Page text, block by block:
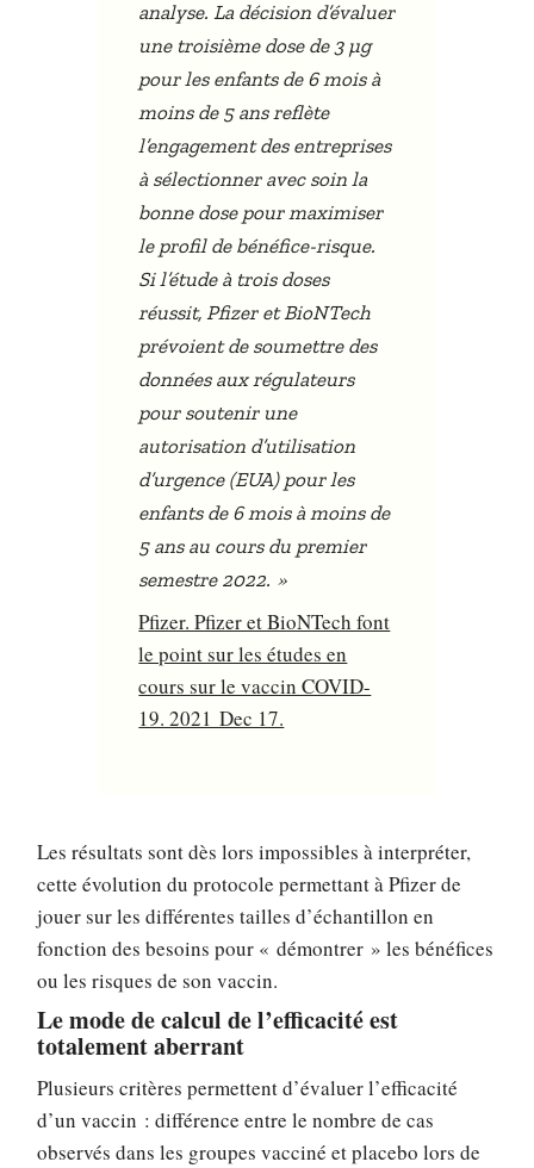
analyse. La décision d’évaluer
une troisième dose de 3 µg
pour les enfants de 6 mois à
moins de 5 ans reflète
l’engagement des entreprises
à sélectionner avec soin la
bonne dose pour maximiser
le profil de bénéfice-risque.
Si l’étude à trois doses
réussit, Pfizer et BioNTech
prévoient de soumettre des
données aux régulateurs
pour soutenir une
autorisation d’utilisation
d’urgence (EUA) pour les
enfants de 6 mois à moins de
5 ans au cours du premier
semestre 2022. »
Pfizer. Pfizer et BioNTech font
le point sur les études en
cours sur le vaccin COVID-
19. 2021 Dec 17.
Les résultats sont dès lors impossibles à interpréter,
cette évolution du protocole permettant à Pfizer de
jouer sur les différentes tailles d’échantillon en
fonction des besoins pour « démontrer » les bénéfices
ou les risques de son vaccin.
Le mode de calcul de l’efficacité est
totalement aberrant
Plusieurs critères permettent d’évaluer l’efficacité
d’un vaccin : différence entre le nombre de cas
observés dans les groupes vacciné et placebo lors de